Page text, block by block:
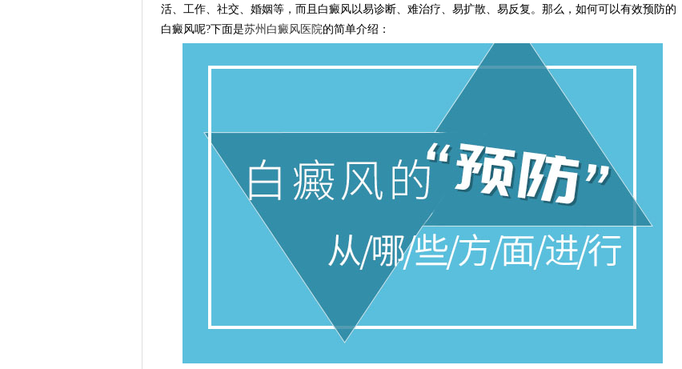
活、工作、社交、婚姻等，而且白癜风以易诊断、难治疗、易扩散、易反复。那么，如何可以有效预防的
白癜风呢?下面是苏州白癜风医院的简单介绍：